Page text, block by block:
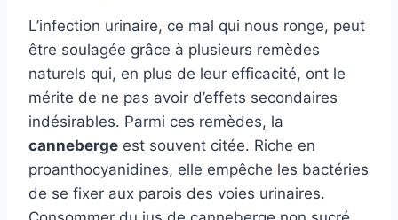
L’infection urinaire, ce mal qui nous ronge, peut
être soulagée grâce à plusieurs remèdes
naturels qui, en plus de leur efficacité, ont le
mérite de ne pas avoir d’effets secondaires
indésirables. Parmi ces remèdes, la
canneberge est souvent citée. Riche en
proanthocyanidines, elle empêche les bactéries
de se fixer aux parois des voies urinaires.